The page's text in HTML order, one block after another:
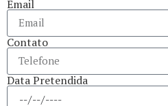
Email
Contato
Data Pretendida